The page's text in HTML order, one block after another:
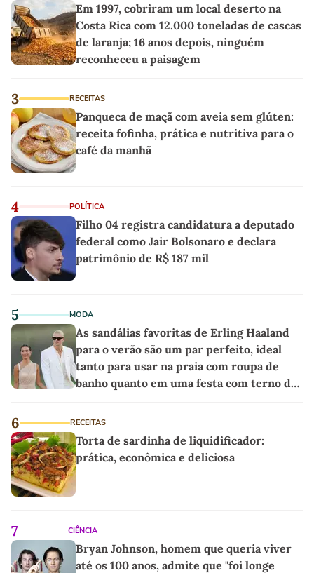
Em 1997, cobriram um local deserto na
Costa Rica com 12.000 toneladas de cascas
de laranja; 16 anos depois, ninguém
reconheceu a paisagem
3 RECEITAS
Panqueca de maçã com aveia sem glúten:
receita fofinha, prática e nutritiva para o
café da manhã
4 POLÍTICA
Filho 04 registra candidatura a deputado
federal como Jair Bolsonaro e declara
patrimônio de R$ 187 mil
5 MODA
As sandálias favoritas de Erling Haaland
para o verão são um par perfeito, ideal
tanto para usar na praia com roupa de
banho quanto em uma festa com terno de
6 RECEITAS
Torta de sardinha de liquidificador:
prática, econômica e deliciosa
7 CIÊNCIA
Bryan Johnson, homem que queria viver
até os 100 anos, admite que "foi longe